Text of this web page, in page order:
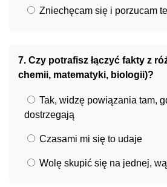
Zniechęcam się i porzucam
7. Czy potrafisz łączyć fakty z
chemii, matematyki, biologii)?
Tak, widzę powiązania tam,
dostrzegają
Czasami mi się to udaje
Wolę skupić się na jednej,